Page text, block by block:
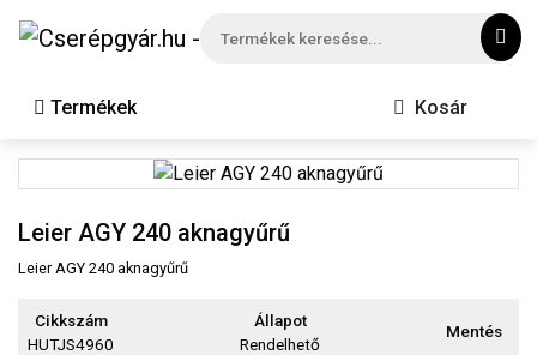
Termékek Kosár
Leier AGY 240 aknagyűrű
Leier AGY 240 aknagyűrű
Cikkszám
HUTJS4960
Állapot
Rendelhető
Mentés